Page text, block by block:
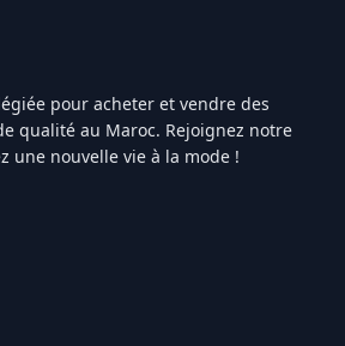
pour acheter et vendre des
qualité au Maroc. Rejoignez notre
une nouvelle vie à la mode !